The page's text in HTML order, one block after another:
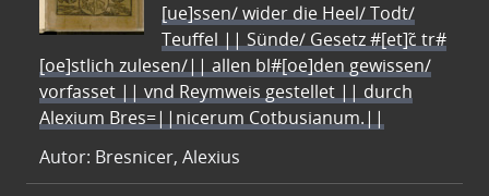
[ue]ssen/ wider die Heel/ Todt/
Teuffel || Sünde/ Gesetz #[et]c̃ tr#
[oe]stlich zulesen/|| allen bl#[oe]den gewissen/
vorfasset || vnd Reymweis gestellet || durch
Alexium Bres=||nicerum Cotbusianum.||
Autor: Bresnicer, Alexius